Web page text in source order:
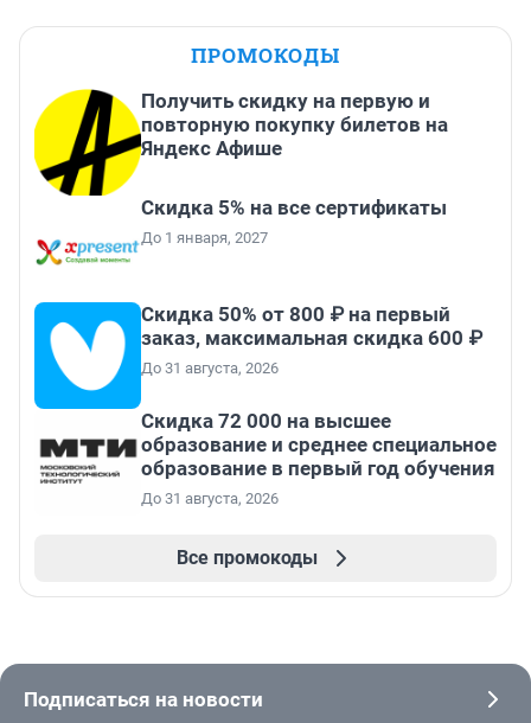
ПРОМОКОДЫ
Получить скидку на первую и
повторную покупку билетов на
Яндекс Афише
Скидка 5% на все сертификаты
До 1 января, 2027
Скидка 50% от 800 ₽ на первый
заказ, максимальная скидка 600 ₽
До 31 августа, 2026
Скидка 72 000 на высшее
образование и среднее специальное
образование в первый год обучения
До 31 августа, 2026
Все промокоды
Подписаться на новости